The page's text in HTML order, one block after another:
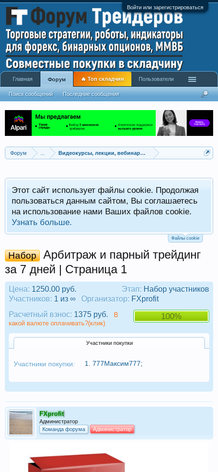
Войти или зарегистрироваться
Форум Видеокурсы, лекции, вебинары, учебный материал
Этот сайт использует файлы cookie. Продолжая
пользоваться данным сайтом, Вы соглашаетесь
на использование нами Ваших файлов cookie.
Узнать больше.
Файлы cookie
Набор
Арбитраж и парный трейдинг
за 7 дней | Страница 1
Этап: Набор участников
Цена: 1250.00 руб.
Участников: 1 из ∞ Организатор: FXprofit
100%
Расчетный взнос: 1375 руб.
В
какой валюте оплачивать?(клик)
Участники покупки
Участники покупки: 1. 777Максим777;
FXprofit
Администратор
Команда форума
Администратор
Главная Форум
Поиск сообщений Последние сообщения
🔥 Топ складчин Пользователи